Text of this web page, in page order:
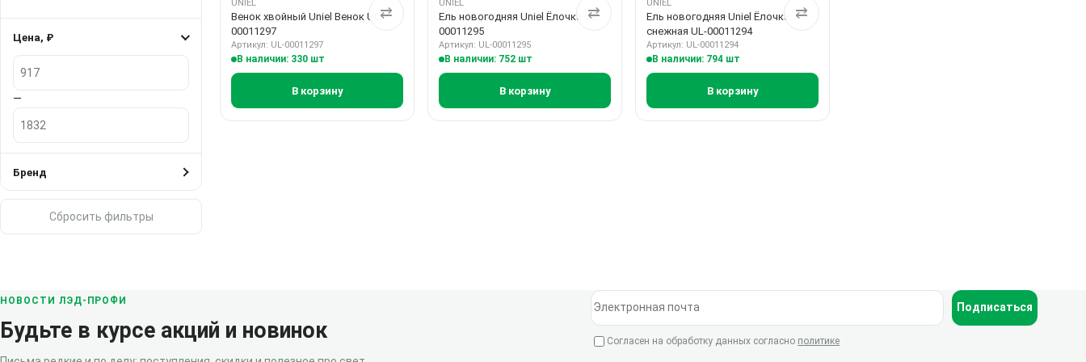
Цена, ₽
Цена, ₽
—
Бренд
Сбросить фильтры
UNIEL
Венок хвойный Uniel Венок UL-
00011297
Артикул: UL-00011297
В наличии: 330 шт
⇄
В корзину
UNIEL
Ель новогодняя Uniel Ёлочка UL-
00011295
Артикул: UL-00011295
В наличии: 752 шт
⇄
В корзину
UNIEL
Ель новогодняя Uniel Ёлочка
снежная UL-00011294
Артикул: UL-00011294
В наличии: 794 шт
⇄
В корзину
НОВОСТИ ЛЭД-ПРОФИ
Будьте в курсе акций и новинок
Электронная почта
Подписаться
Согласен на обработку данных согласно политике